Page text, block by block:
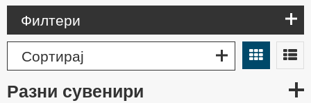
Филтери
Сортирај
разни сувенири